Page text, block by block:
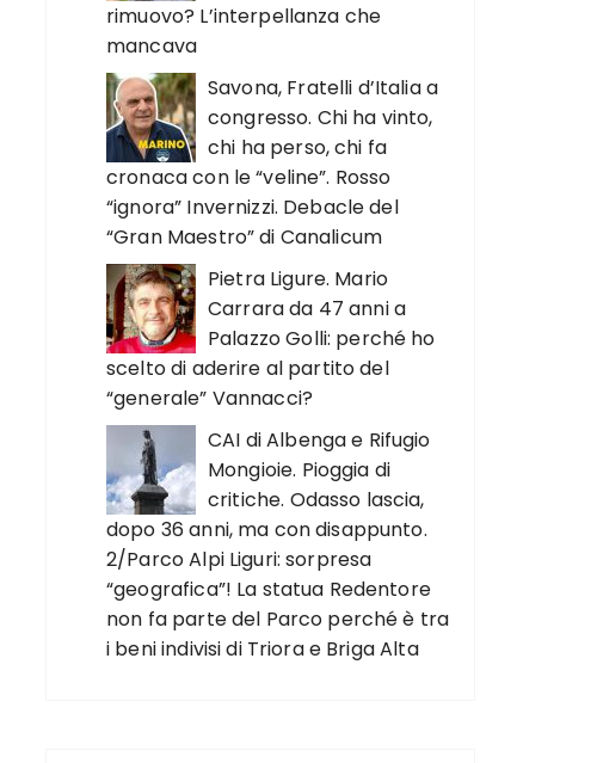
rimuovo? L’interpellanza che
mancava
Savona, Fratelli d’Italia a
congresso. Chi ha vinto,
chi ha perso, chi fa
cronaca con le “veline”. Rosso
“ignora” Invernizzi. Debacle del
“Gran Maestro” di Canalicum
Pietra Ligure. Mario
Carrara da 47 anni a
Palazzo Golli: perché ho
scelto di aderire al partito del
“generale” Vannacci?
CAI di Albenga e Rifugio
Mongioie. Pioggia di
critiche. Odasso lascia,
dopo 36 anni, ma con disappunto.
2/Parco Alpi Liguri: sorpresa
“geografica”! La statua Redentore
non fa parte del Parco perché è tra
i beni indivisi di Triora e Briga Alta